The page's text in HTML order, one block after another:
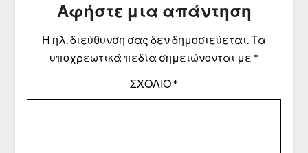
Αφήστε μια απάντηση
Η ηλ. διεύθυνση σας δεν δημοσιεύεται.Τα
υποχρεωτικά πεδία σημειώνονται με *
ΣΧΌΛΙΟ*